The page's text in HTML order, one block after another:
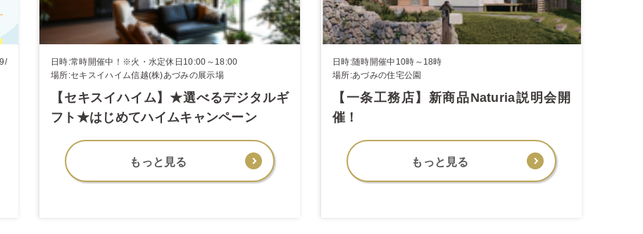
日時:常時開催中！※火・水定休日10:00～18:00
場所:セキスイハイム信越(株)あづみの展示場
【セキスイハイム】★選べるデジタルギ
フト★はじめてハイムキャンペーン
もっと見る
日時:随時開催中10時～18時
場所:あづみの住宅公園
【一条工務店】新商品Naturia説明会開
催！
もっと見る